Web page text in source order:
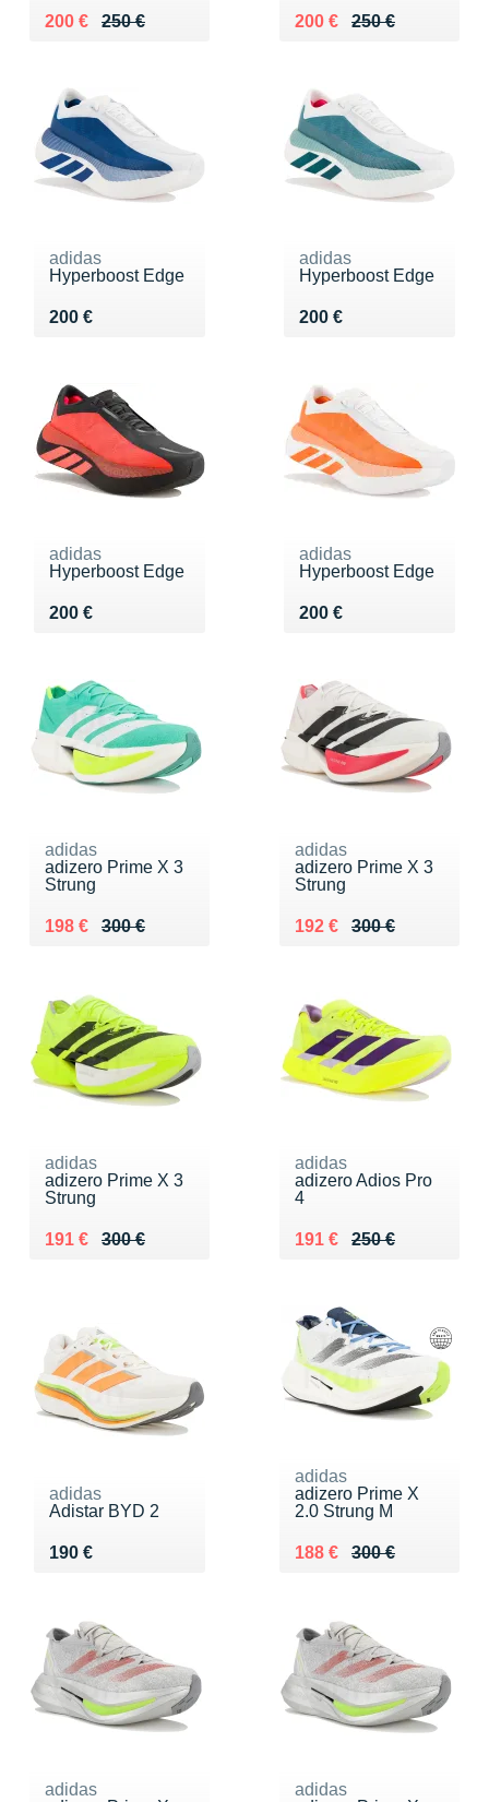
250 €
Au lieu de 250 €
200 €
Vendu 200 € 250 €
Au lieu de 250 €
200 €
Vendu 200 €
adidas
Hyperboost Edge
200 €
Vendu 200 €
adidas
Hyperboost Edge
200 €
Vendu 200 €
adidas
Hyperboost Edge
200 €
Vendu 200 €
adidas
Hyperboost Edge
200 €
Vendu 200 €
adidas
adizero Prime X 3
Strung
300 €
Au lieu de 300 €
198 €
Vendu 198 €
adidas
adizero Prime X 3
Strung
300 €
Au lieu de 300 €
192 €
Vendu 192 €
adidas
adizero Prime X 3
Strung
300 €
Au lieu de 300 €
191 €
Vendu 191 €
adidas
adizero Adios Pro
4
250 €
Au lieu de 250 €
191 €
Vendu 191 €
adidas
Adistar BYD 2
190 €
Vendu 190 €
adidas
adizero Prime X
2.0 Strung M
300 €
Au lieu de 300 €
188 €
Vendu 188 €
adidas
adidas